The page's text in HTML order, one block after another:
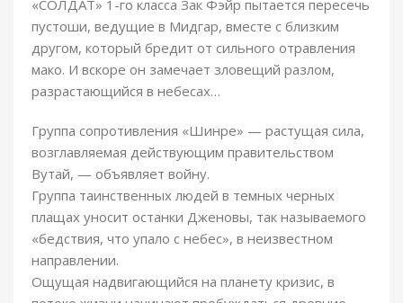
«СОЛДАТ» 1-го класса Зак Фэйр пытается пересечь
пустоши, ведущие в Мидгар, вместе с близким
другом, который бредит от сильного отравления
мако. И вскоре он замечает зловещий разлом,
разрастающийся в небесах…
Группа сопротивления «Шинре» — растущая сила,
возглавляемая действующим правительством
Вутай, — объявляет войну.
Группа таинственных людей в темных черных
плащах уносит останки Дженовы, так называемого
«бедствия, что упало с небес», в неизвестном
направлении.
Ощущая надвигающийся на планету кризис, в